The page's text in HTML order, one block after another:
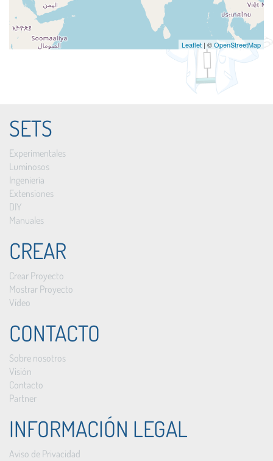
Leaflet | ©OpenStreetMap
SETS
Experimentales
Luminosos
Ingeniería
Extensiones
DIY
Manuales
CREAR
Crear Proyecto
Mostrar Proyecto
Vídeo
CONTACTO
Sobre nosotros
Visión
Contacto
Partner
INFORMACIÓN LEGAL
Aviso de Privacidad